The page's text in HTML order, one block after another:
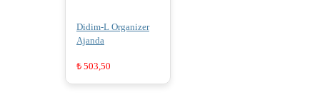
Didim-L Organizer
Ajanda
₺ 503,50